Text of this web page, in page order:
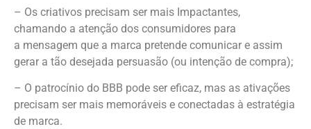
– Os criativos precisam ser mais Impactantes,
chamando a atenção dos consumidores para
a mensagem que a marca pretende comunicar e assim
gerar a tão desejada persuasão (ou intenção de compra);
– O patrocínio do BBB pode ser eficaz, mas as ativações
precisam ser mais memoráveis e conectadas à estratégia
de marca.